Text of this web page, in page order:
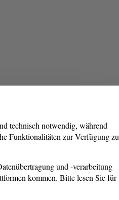
technisch notwendig, während
Funktionalitäten zur Verfügung zu
und -verarbeitung
kommen. Bitte lesen Sie für